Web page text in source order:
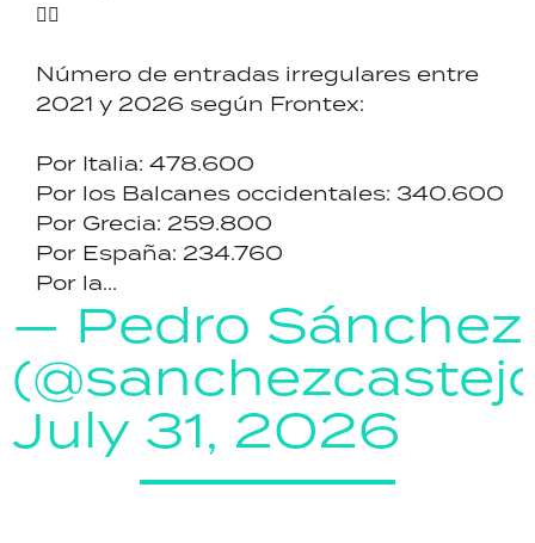
👇🏼
Número de entradas irregulares entre
2021 y 2026 según Frontex:
Por Italia: 478.600
Por los Balcanes occidentales: 340.600
Por Grecia: 259.800
Por España: 234.760
Por la...
— Pedro Sánchez
July 31, 2026